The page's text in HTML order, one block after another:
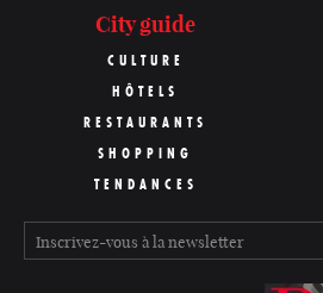
City guide
CULTURE
HÔTELS
RESTAURANTS
SHOPPING
TENDANCES